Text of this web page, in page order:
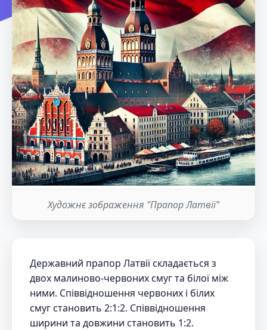
Художнє зображення "Прапор Латвії"
Державний прапор Латвії складається з
двох малиново-червоних смуг та білої між
ними. Співвідношення червоних і білих
смуг становить 2:1:2. Співвідношення
ширини та довжини становить 1:2.